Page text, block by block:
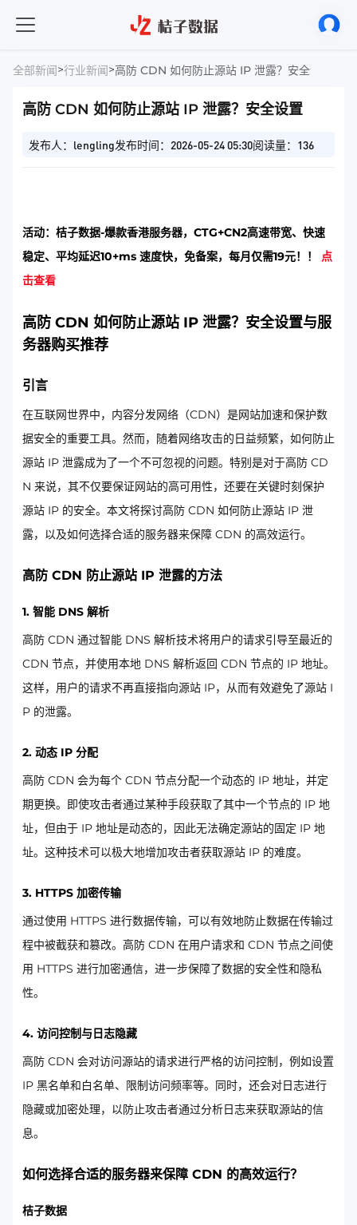
全部新闻>行业新闻>高防 CDN 如何防止源站 IP 泄露？安全设置
高防 CDN 如何防止源站 IP 泄露？安全设置
发布人：lengling发布时间：2026-05-24 05:30阅读量：136
活动：桔子数据-爆款香港服务器，CTG+CN2高速带宽、快速
稳定、平均延迟10+ms 速度快，免备案，每月仅需19元！！ 点
击查看
高防 CDN 如何防止源站 IP 泄露？安全设置与服
务器购买推荐
引言
在互联网世界中，内容分发网络（CDN）是网站加速和保护数
据安全的重要工具。然而，随着网络攻击的日益频繁，如何防止
源站 IP 泄露成为了一个不可忽视的问题。特别是对于高防 CD
N 来说，其不仅要保证网站的高可用性，还要在关键时刻保护
源站 IP 的安全。本文将探讨高防 CDN 如何防止源站 IP 泄
露，以及如何选择合适的服务器来保障 CDN 的高效运行。
高防 CDN 防止源站 IP 泄露的方法
1. 智能 DNS 解析
高防 CDN 通过智能 DNS 解析技术将用户的请求引导至最近的
CDN 节点，并使用本地 DNS 解析返回 CDN 节点的 IP 地址。
这样，用户的请求不再直接指向源站 IP，从而有效避免了源站 I
P 的泄露。
2. 动态 IP 分配
高防 CDN 会为每个 CDN 节点分配一个动态的 IP 地址，并定
期更换。即使攻击者通过某种手段获取了其中一个节点的 IP 地
址，但由于 IP 地址是动态的，因此无法确定源站的固定 IP 地
址。这种技术可以极大地增加攻击者获取源站 IP 的难度。
3. HTTPS 加密传输
通过使用 HTTPS 进行数据传输，可以有效地防止数据在传输过
程中被截获和篡改。高防 CDN 在用户请求和 CDN 节点之间使
用 HTTPS 进行加密通信，进一步保障了数据的安全性和隐私
性。
4. 访问控制与日志隐藏
高防 CDN 会对访问源站的请求进行严格的访问控制，例如设置
IP 黑名单和白名单、限制访问频率等。同时，还会对日志进行
隐藏或加密处理，以防止攻击者通过分析日志来获取源站的信
息。
如何选择合适的服务器来保障 CDN 的高效运行？
桔子数据